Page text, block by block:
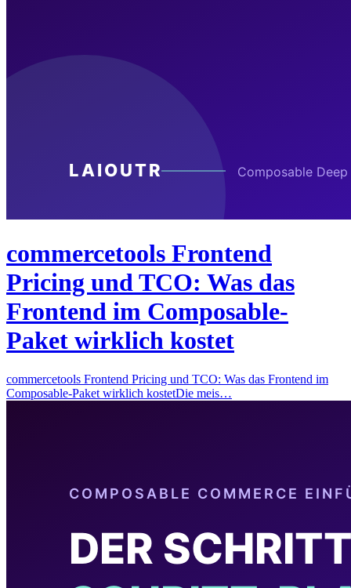
commercetools Frontend
Pricing und TCO: Was das
Frontend im Composable-
Paket wirklich kostet
commercetools Frontend Pricing und TCO: Was das Frontend im
Composable-Paket wirklich kostetDie meis…